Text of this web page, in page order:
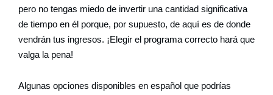
pero no tengas miedo de invertir una cantidad significativa
de tiempo en él porque, por supuesto, de aquí es de donde
vendrán tus ingresos. ¡Elegir el programa correcto hará que
valga la pena!
Algunas opciones disponibles en español que podrías